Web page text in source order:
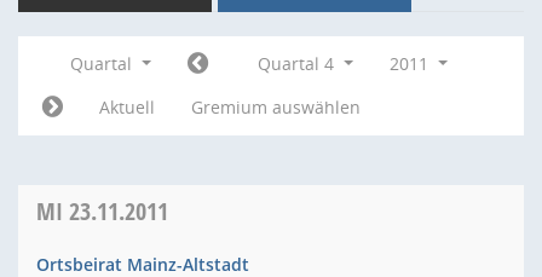
Quartal Quartal 4
2011
Aktuell
Gremium auswählen
MI 23.11.2011
Ortsbeirat Mainz-Altstadt